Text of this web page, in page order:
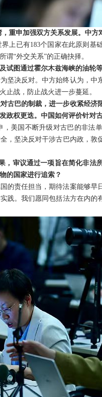
重申加强双方关系发展。中方
上已有183个国家在此原则基
“外交关系”的正确抉择。
图通过霍尔木兹海峡的油轮
坚决反对。中方始终认为，中
止战，防止战火进一步蔓延。
古巴的制裁，进一步收紧经济
政权更迭。中国如何评价针对
美国不断升级对古巴的非法
，坚决反对干涉古巴内政，敦
，审议通过一项旨在简化非法
的国家进行追索？
的责任担当，期待法案能够早
践。我们愿同包括法方在内的